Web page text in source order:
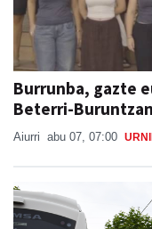
Burrunba, gazte
Beterri-Buruntzan
Aiurri abu 07, 07:00